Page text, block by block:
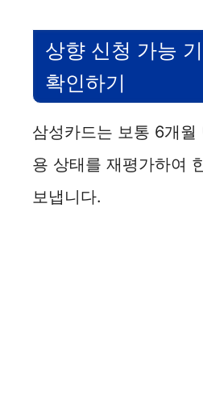
상향 신청 가능
확인하기
삼성카드는 보통 6개월
용 상태를 재평가하여
보냅니다.